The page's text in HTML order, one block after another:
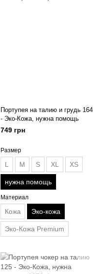
Портупея на талию и грудь 164
- Эко-Кожа, нужна помощь
749 грн
Размер
L M S XL XS
нужна помощь
Материал
Кожа Эко-кожа
Эко-Кожа Premium